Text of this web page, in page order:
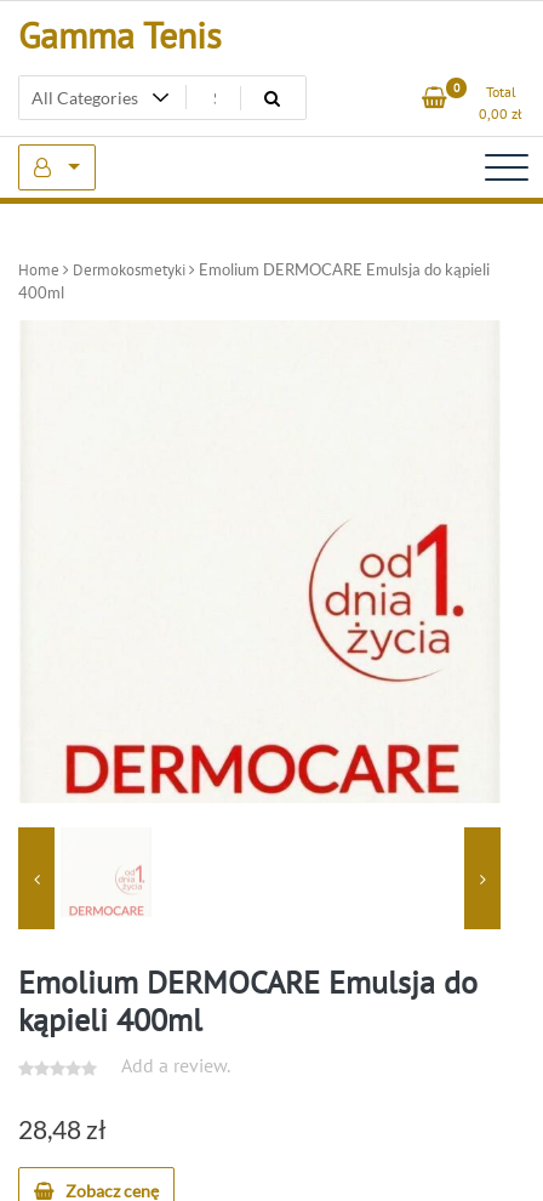
Gamma Tenis
0
Total
0,00 zł
Home Dermokosmetyki
Emolium DERMOCARE Emulsja do kąpieli
400ml
Emolium DERMOCARE Emulsja do
kąpieli 400ml
Add a review.
28,48 zł
Zobacz cenę